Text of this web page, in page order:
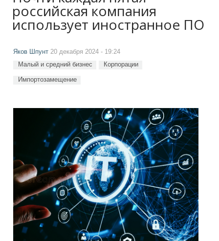
российская компания
использует иностранное ПО
Яков Шпунт 20 декабря 2024 - 19:24
Малый и средний бизнес Корпорации
Импортозамещение